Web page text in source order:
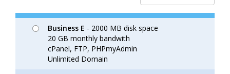
Business E - 2000 MB disk space
20 GB monthly bandwith
cPanel, FTP, PHPmyAdmin
Unlimited Domain